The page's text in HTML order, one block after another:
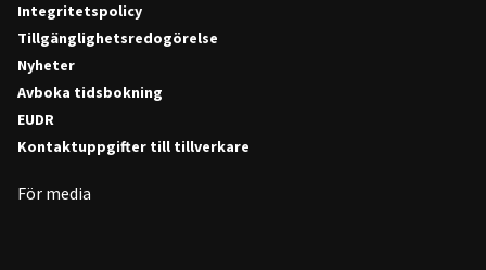
Integritetspolicy
Tillgänglighetsredogörelse
Nyheter
Avboka tidsbokning
EUDR
Kontaktuppgifter till tillverkare
För media